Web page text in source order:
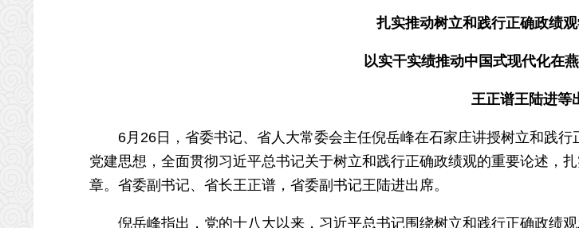
扎实推动树立和践行正确政绩
以实干实绩推动中国式现代化在
王正谱王陆进等
6月26日，省委书记、省人大常委会主任倪岳峰在石家庄讲授树立和践行
党建思想，全面贯彻习近平总书记关于树立和践行正确政绩观的重要论述，
章。省委副书记、省长王正谱，省委副书记王陆进出席。
倪岳峰指出，党的十八大以来，习近平总书记围绕树立和践行正确政绩观